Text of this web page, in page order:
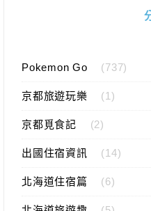
Pokemon Go (737)
京都旅遊玩樂 (1)
京都覓食記 (2)
出國住宿資訊 (14)
北海道住宿篇 (6)